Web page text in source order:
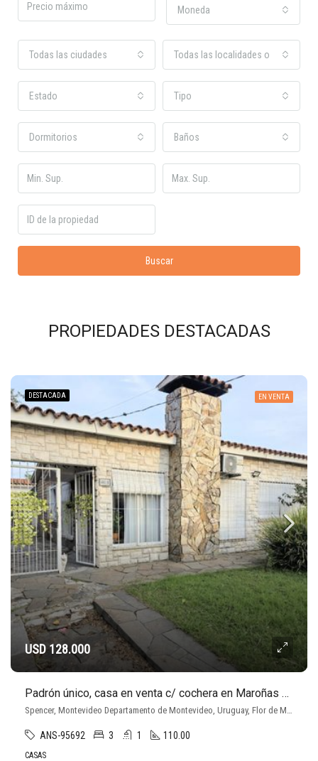
Moneda
Todas las ciudades Todas las localidades o barrios
Estado Tipo
Dormitorios Baños
Buscar
PROPIEDADES DESTACADAS
DESTACADA EN VENTA
USD 128.000
Padrón único, casa en venta c/ cochera en Maroñas 3 dormitorios.
Spencer, Montevideo Departamento de Montevideo, Uruguay, Flor de Maroñas, Montevideo
ANS-95692 3 1 110.00
CASAS